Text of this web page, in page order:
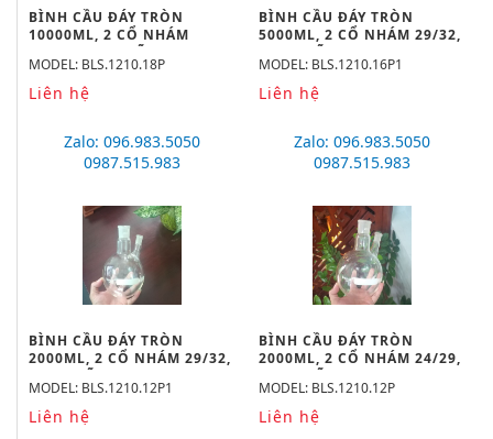
BÌNH CẦU ĐÁY TRÒN
10000ML, 2 CỔ NHÁM
34/35, 24/29 HÃNG
BIOHALL
MODEL: BLS.1210.18P
Liên hệ
BÌNH CẦU ĐÁY TRÒN
5000ML, 2 CỔ NHÁM 29/32,
29/32 HÃNG BIOHALL
MODEL: BLS.1210.16P1
Liên hệ
Zalo: 096.983.5050
0987.515.983
BÌNH CẦU ĐÁY TRÒN
2000ML, 2 CỔ NHÁM 29/32,
19/26 HÃNG BIOHALL
MODEL: BLS.1210.12P1
Liên hệ
Zalo: 096.983.5050
0987.515.983
BÌNH CẦU ĐÁY TRÒN
2000ML, 2 CỔ NHÁM 24/29,
19/26 HÃNG BIOHALL
MODEL: BLS.1210.12P
Liên hệ